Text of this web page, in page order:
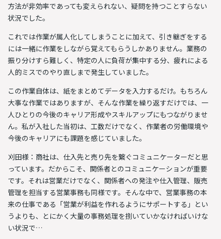
方法が非効率であっても変えられない、疑問を持つことすらない
状況でした。
これでは作業が属人化してしまうことに加えて、引き継ぎをする
には一緒に作業をしながら覚えてもらうしかありません。業務の
振り分けすら難しく、特定の人に負荷が集中する分、疲れによる
人的ミスでのやり直しまで発生していました。
この作業自体は、紙をまとめてデータを入力するだけ。もちろん
大事な作業ではありますが、そんな作業を繰り返すだけでは、一
人ひとりの今後のキャリア形成やスキルアップにもつながりませ
ん。私が入社した当初は、工数だけでなく、 作業者の労働環境や
今後のキャリアにも課題を感じていました。
刈田様： 商社は、仕入先と売り先を繋ぐコミュニケーターだと思
っています。だからこそ、関係者とのコミュニケーションが重要
です。それは営業だけでなく、関係者への発注や仕入管理、販売
管理を担当する営業事務も同様です。そんな中で、営業事務の本
来の仕事である「営業が利益を作れるようにサポートする」とい
うよりも、とにかく大量の事務処理を捌いていかなければいけな
い状況で…